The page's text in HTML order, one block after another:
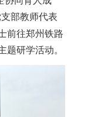
部教师代表
前往郑州铁路
题研学活动。